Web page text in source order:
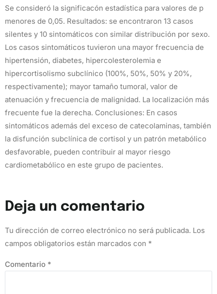
Se consideró la significacón estadística para valores de p
menores de 0,05. Resultados: se encontraron 13 casos
silentes y 10 sintomáticos con similar distribución por sexo.
Los casos sintomáticos tuvieron una mayor frecuencia de
hipertensión, diabetes, hipercolesterolemia e
hipercortisolismo subclínico (100%, 50%, 50% y 20%,
respectivamente); mayor tamaño tumoral, valor de
atenuación y frecuencia de malignidad. La localización más
frecuente fue la derecha. Conclusiones: En casos
sintomáticos además del exceso de catecolaminas, también
la disfunción subclínica de cortisol y un patrón metabólico
desfavorable, pueden contribuir al mayor riesgo
cardiometabólico en este grupo de pacientes.
Deja un comentario
Tu dirección de correo electrónico no será publicada. Los
campos obligatorios están marcados con *
Comentario *